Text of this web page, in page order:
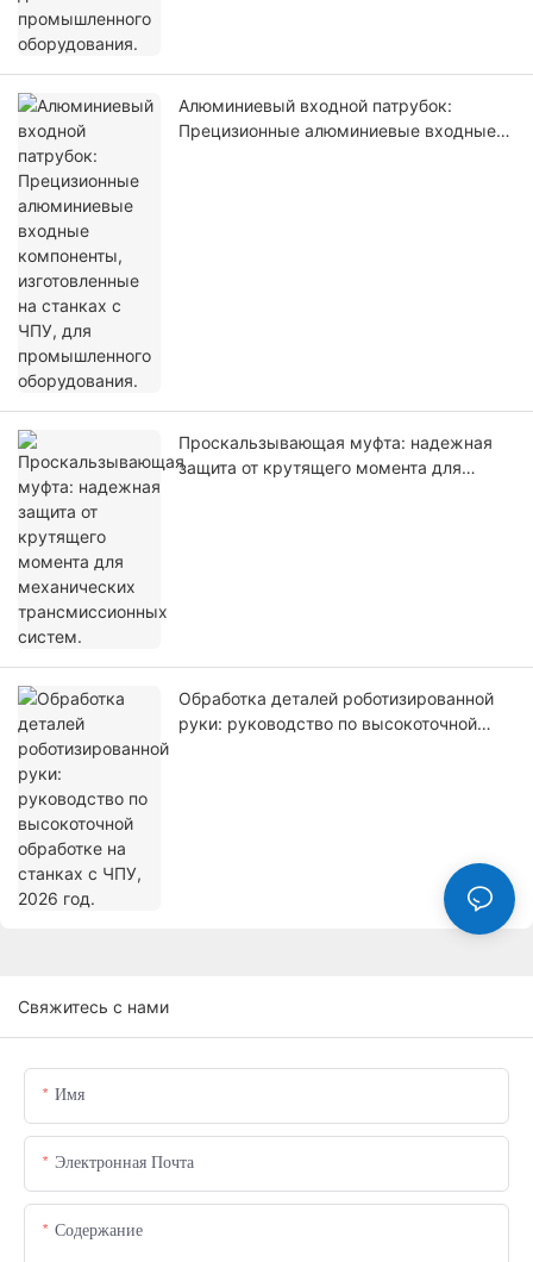
Алюминиевый входной патрубок:
Прецизионные алюминиевые входные
Проскальзывающая муфта: надежная
защита от крутящего момента для
Обработка деталей роботизированной
руки: руководство по высокоточной
Свяжитесь с нами
Имя
Электронная Почта
Содержание